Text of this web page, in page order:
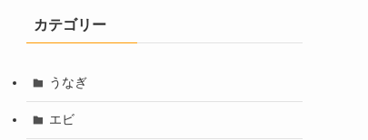
カテゴリー
うなぎ
エビ